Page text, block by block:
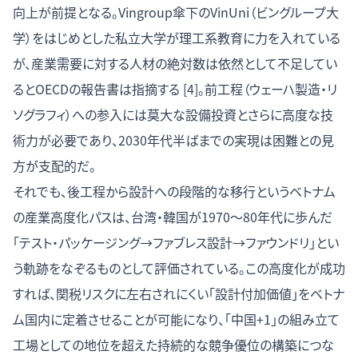
向上が前提となる。Vingroup傘下のVinUni（ビングループ大
学）をはじめとした私立大学が理工系教育に力を入れている
が、産業需要に対する人材の絶対数は依然として不足してい
るとOECDの報告書は指摘する [4]。前工程（ウェーハ製造・リ
ソグラフィ）への参入には莫大な設備投資とさらに高度な技
術力が必要であり、2030年代半ばまでの実現は困難との見
方が支配的だ。
それでも、後工程から設計への段階的な移行というベトナム
の産業高度化パスは、台湾・韓国が1970〜80年代に歩んだ
「テスト・パッケージング→ファブレス設計→ファウンドリ」とい
う軌跡をなぞるものとして評価されている。この高度化が成功
すれば、関税リスクに左右されにくい「設計付加価値」をベトナ
ム国内に定着させることが可能になり、「中国+1」の組み立て
工場としての地位を超えた持続的な競争優位の構築につな